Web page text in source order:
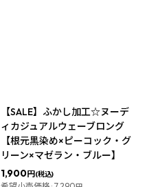
【SALE】ふかし加工☆ヌーデ
ィカジュアルウェーブロング
【根元黒染め×ピーコック・グ
リーン×マゼラン・ブルー】
1,900円(税込)